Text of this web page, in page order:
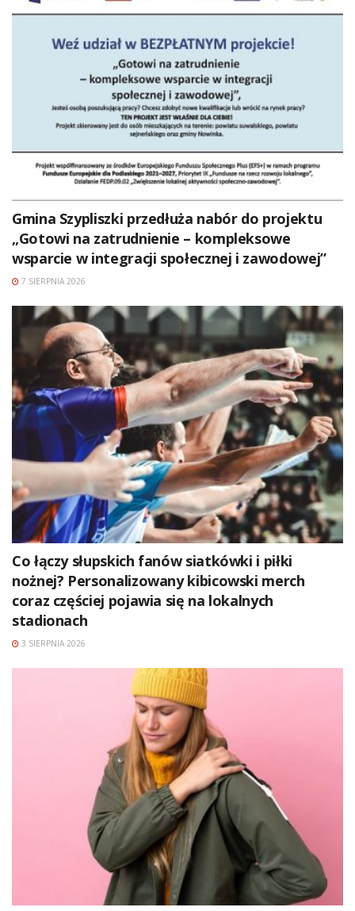
Gmina Szypliszki przedłuża nabór do projektu
„Gotowi na zatrudnienie – kompleksowe
wsparcie w integracji społecznej i zawodowej”
7 SIERPNIA 2026
Co łączy słupskich fanów siatkówki i piłki
nożnej? Personalizowany kibicowski merch
coraz częściej pojawia się na lokalnych
stadionach
3 SIERPNIA 2026